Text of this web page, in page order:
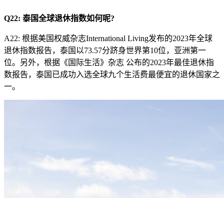
Q22: 泰国全球退休指数如何呢?
A22: 根据美国权威杂志International Living发布的2023年全球
退休指数报告，泰国以73.57分跻身世界第10位，亚洲第一
位。另外，根据《国际生活》杂志 公布的2023年最佳退休指
数报告，泰国已成功入选全球九个生活费最便宜的退休国家之
一。